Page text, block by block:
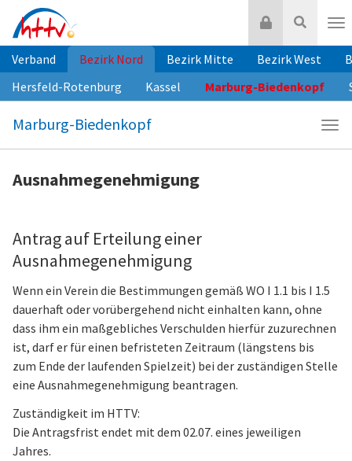
Inhalt
springen
Suche
Login
Verband Bezirk Nord Bezirk Mitte Bezirk West
Hersfeld-Rotenburg
Kassel Marburg-Biedenkopf
Marburg-Biedenkopf
Ausnahmegenehmigung
Antrag auf Erteilung einer
Ausnahmegenehmigung
Wenn ein Verein die Bestimmungen gemäß WO I 1.1 bis I 1.5
dauerhaft oder vorübergehend nicht einhalten kann, ohne
dass ihm ein maßgebliches Verschulden hierfür zuzurechnen
ist, darf er für einen befristeten Zeitraum (längstens bis
zum Ende der laufenden Spielzeit) bei der zuständigen Stelle
eine Ausnahmegenehmigung beantragen.
Zuständigkeit im HTTV:
Die Antragsfrist endet mit dem 02.07. eines jeweiligen
Jahres.